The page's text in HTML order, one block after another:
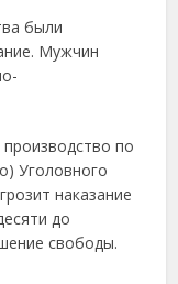
были
Мужчин
по
Уголовного
наказание
до
свободы.